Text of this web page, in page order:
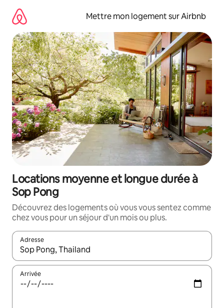
directement
contenu
Mettre mon logement sur Airbnb
Locations moyenne et longue durée à
Sop Pong
Découvrez des logements où vous vous sentez comme
chez vous pour un séjour d'un mois ou plus.
Adresse
Lorsque les résultats s'affichent, utilisez les flèches vers le
Arrivée